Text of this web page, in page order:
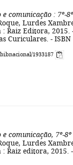
e comunicação : 7º-
Lurdes
Raiz Editora, 2015.
Curiculares. - ISBN
1933187
comunicação, 7º-
Lurdes
Raiz editora, 2015.